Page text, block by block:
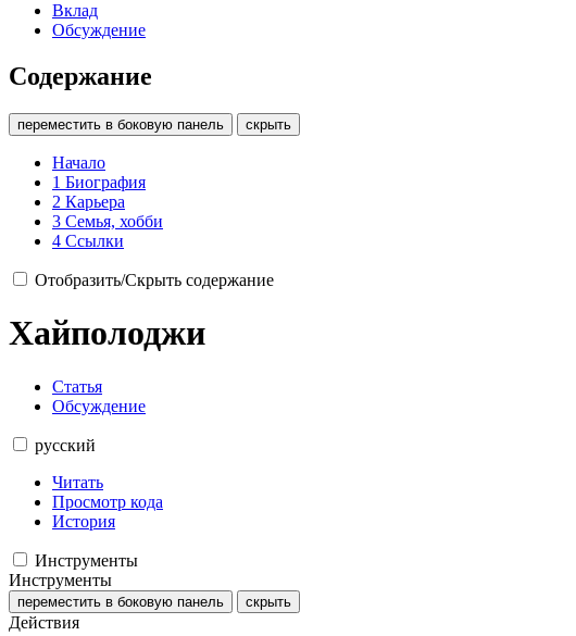
Вклад
Обсуждение
Содержание
переместить в боковую панель скрыть
Начало
1 Биография
2 Карьера
3 Семья, хобби
4 Ссылки
Отобразить/Скрыть содержание
Хайполоджи
Статья
Обсуждение
русский
Читать
Просмотр кода
История
Инструменты
Инструменты
переместить в боковую панель скрыть
Действия